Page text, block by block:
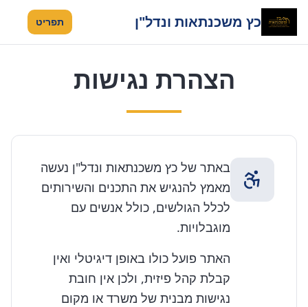
כץ משכנתאות ונדל"ן תפריט
הצהרת נגישות
באתר של כץ משכנתאות ונדל"ן נעשה
מאמץ להנגיש את התכנים והשירותים
לכלל הגולשים, כולל אנשים עם
מוגבלויות.
האתר פועל כולו באופן דיגיטלי ואין
קבלת קהל פיזית, ולכן אין חובת
נגישות מבנית של משרד או מקום